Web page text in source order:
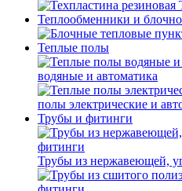
Теплообменники и
Теплые полы
водяные и автоматика
полы электрические и
Трубы и фитинги
Трубы из нержавеющей,